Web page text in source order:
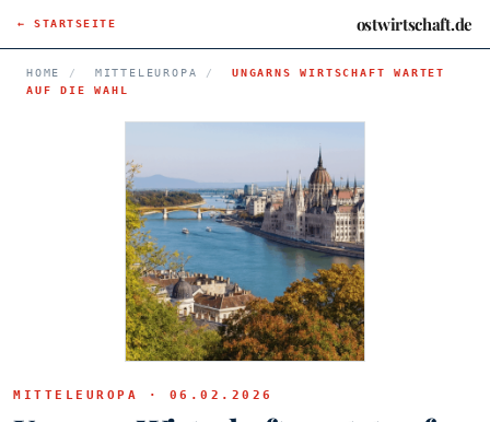
← STARTSEITE ostwirtschaft.de
HOME / MITTELEUROPA /
UNGARNS WIRTSCHAFT WARTET
AUF DIE WAHL
MITTELEUROPA · 06.02.2026